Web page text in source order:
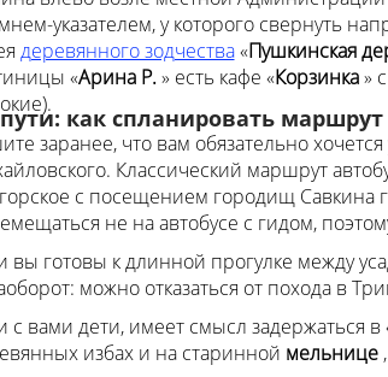
указателем, у которого свернуть
деревянного зодчества«Пушкинская
«Арина Р.» есть кафе «Корзинка»
как спланировать
заранее, что вам обязательно
Классический маршрут
с посещением городищ Савкина
не на автобусе с гидом,
вы готовы к длинной прогулке между
можно отказаться от похода в
с вами дети, имеет смысл задержаться
избах и на старинной мельнице